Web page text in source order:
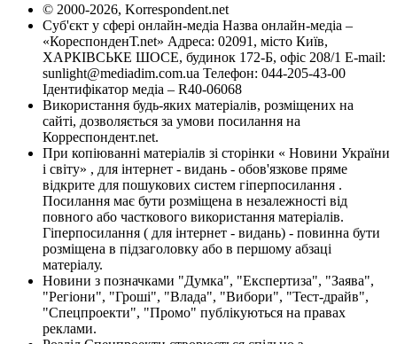
© 2000-2026, Korrespondent.net
Суб'єкт у сфері онлайн-медіа Назва онлайн-медіа –
«КореспонденТ.net» Адреса: 02091, місто Київ,
ХАРКІВСЬКЕ ШОСЕ, будинок 172-Б, офіс 208/1 E-mail:
sunlight@mediadim.com.ua Телефон: 044-205-43-00
Ідентифікатор медіа – R40-06068
Використання будь-яких матеріалів, розміщених на
сайті, дозволяється за умови посилання на
Корреспондент.net.
При копіюванні матеріалів зі сторінки « Новини України
і світу» , для інтернет - видань - обов'язкове пряме
відкрите для пошукових систем гіперпосилання .
Посилання має бути розміщена в незалежності від
повного або часткового використання матеріалів.
Гіперпосилання ( для інтернет - видань) - повинна бути
розміщена в підзаголовку або в першому абзаці
матеріалу.
Новини з позначками "Думка", "Експертиза", "Заява",
"Регіони", "Гроші", "Влада", "Вибори", "Тест-драйв",
"Спецпроекти", "Промо" публікуються на правах
реклами.